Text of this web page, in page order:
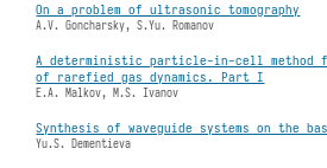
On a problem of ultrasonic tomography
A.V. Goncharsky, S.Yu. Romanov
A deterministic particle-in-cell method
of rarefied gas dynamics. Part I
E.A. Malkov, M.S. Ivanov
Synthesis of waveguide systems on the
Yu.S. Dementieva